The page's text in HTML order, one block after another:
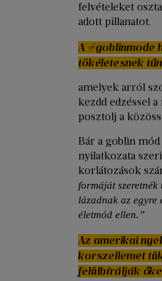
felvételeket
adott pillanatot.
A #goblinmode
tökéletesnek
amelyek arról
kezdd edzéssel
posztolj a
Bár a goblin
nyilatkozata
korlátozások
formáját
lázadnak az egyre
életmód ellen.”
Az amerikai
korszellemet
felülbírálják